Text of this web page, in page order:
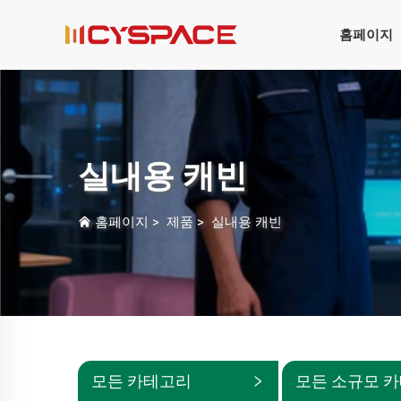
홈페이지
실내용 캐빈
홈페이지 > 제품 > 실내용 캐빈
모든 카테고리 모든 소규모